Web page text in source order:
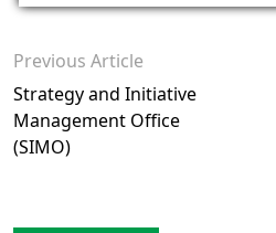
Previous Article
Strategy and Initiative
Management Office
(SIMO)